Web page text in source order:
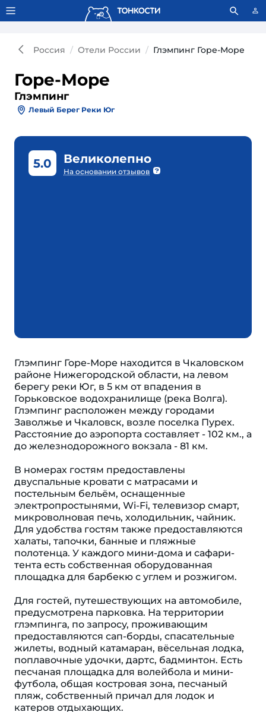
Тонкости используют сookie-файлы. Что это значит?
Россия Отели России Глэмпинг Горе-Море
Горе-Море
Глэмпинг
Левый Берег Реки Юг
5.0 Великолепно
На основании отзывов
Глэмпинг Горе-Море находится в Чкаловском
районе Нижегородской области, на левом
берегу реки Юг, в 5 км от впадения в
Горьковское водохранилище (река Волга).
Глэмпинг расположен между городами
Заволжье и Чкаловск, возле поселка Пурех.
Расстояние до аэропорта составляет - 102 км., а
до железнодорожного вокзала - 81 км.
В номерах гостям предоставлены
двуспальные кровати с матрасами и
постельным бельём, оснащенные
электропростынями, Wi-Fi, телевизор смарт,
микроволновая печь, холодильник, чайник.
Для удобства гостям также предоставляются
халаты, тапочки, банные и пляжные
полотенца. У каждого мини-дома и сафари-
тента есть собственная оборудованная
площадка для барбекю с углем и розжигом.
Для гостей, путешествующих на автомобиле,
предусмотрена парковка. На территории
глэмпинга, по запросу, проживающим
предоставляются сап-борды, спасательные
жилеты, водный катамаран, вёсельная лодка,
поплавочные удочки, дартс, бадминтон. Есть
песчаная площадка для волейбола и мини-
футбола, общая костровая зона, песчаный
пляж, собственный причал для лодок и
катеров отдыхающих.